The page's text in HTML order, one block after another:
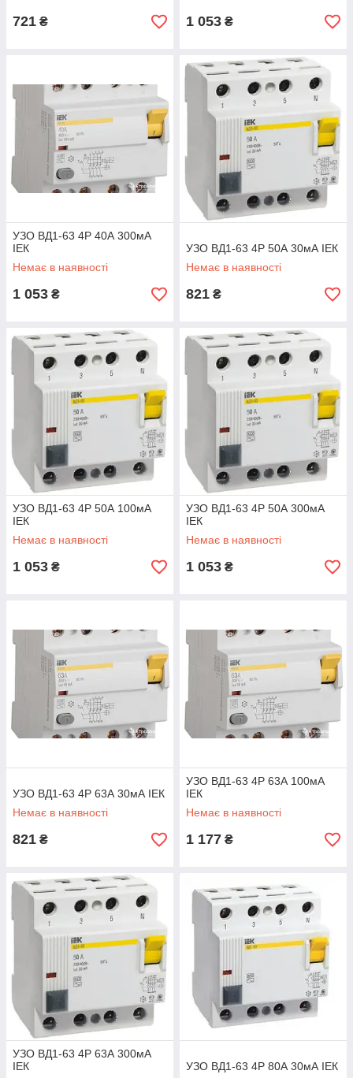
721 ₴ 1 053 ₴
УЗО ВД1-63 4Р 40А 300мА
ІЕК
Немає в наявності
1 053 ₴
УЗО ВД1-63 4Р 50А 30мА ІЕК
Немає в наявності
821 ₴
УЗО ВД1-63 4Р 50А 100мА
ІЕК
Немає в наявності
1 053 ₴
УЗО ВД1-63 4Р 50А 300мА
ІЕК
Немає в наявності
1 053 ₴
УЗО ВД1-63 4Р 63А 30мА ІЕК
Немає в наявності
821 ₴
УЗО ВД1-63 4Р 63А 100мА
ІЕК
Немає в наявності
1 177 ₴
УЗО ВД1-63 4Р 63А 300мА
ІЕК
УЗО ВД1-63 4Р 80А 30мА ІЕК